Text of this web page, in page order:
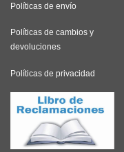
Políticas de envío
Políticas de cambios y
devoluciones
Políticas de privacidad